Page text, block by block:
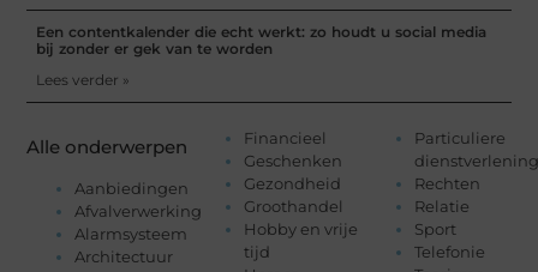
Alle onderwerpen
Aanbiedingen
Afvalverwerking
Alarmsysteem
Architectuur
Financieel
Geschenken
Gezondheid
Groothandel
Hobby en vrije
tijd
Particuliere
dienstverlening
Rechten
Relatie
Sport
Telefonie
Een contentkalender die echt werkt: zo houdt u social media
bij zonder er gek van te worden
Lees verder »